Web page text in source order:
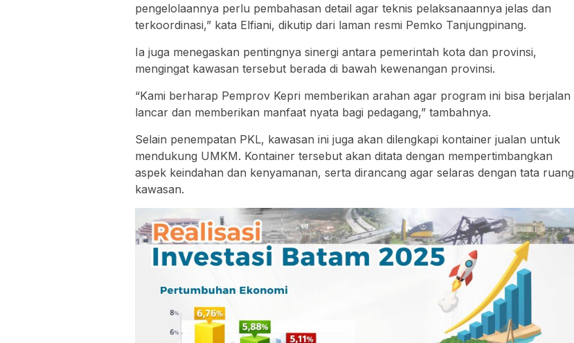
pengelolaannya perlu pembahasan detail agar teknis pelaksanaannya jelas dan
terkoordinasi,” kata Elfiani, dikutip dari laman resmi Pemko Tanjungpinang.
Ia juga menegaskan pentingnya sinergi antara pemerintah kota dan provinsi,
mengingat kawasan tersebut berada di bawah kewenangan provinsi.
“Kami berharap Pemprov Kepri memberikan arahan agar program ini bisa berjalan
lancar dan memberikan manfaat nyata bagi pedagang,” tambahnya.
Selain penempatan PKL, kawasan ini juga akan dilengkapi kontainer jualan untuk
mendukung UMKM. Kontainer tersebut akan ditata dengan mempertimbangkan
aspek keindahan dan kenyamanan, serta dirancang agar selaras dengan tata ruang
kawasan.